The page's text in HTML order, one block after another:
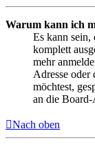
Warum kann ich
Es kann
komplett
mehr
Adresse oder
möchtest,
an die
Nach oben